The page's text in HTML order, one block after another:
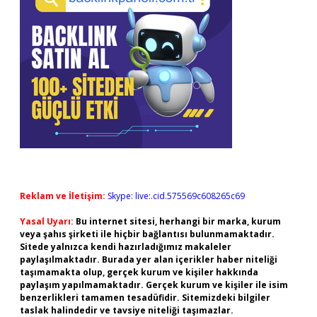
Reklam ve İletişim: Skype: live:.cid.575569c608265c69
Yasal Uyarı: Bu internet sitesi, herhangi bir marka, kurum
veya şahıs şirketi ile hiçbir bağlantısı bulunmamaktadır.
Sitede yalnızca kendi hazırladığımız makaleler
paylaşılmaktadır. Burada yer alan içerikler haber niteliği
taşımamakta olup, gerçek kurum ve kişiler hakkında
paylaşım yapılmamaktadır. Gerçek kurum ve kişiler ile isim
benzerlikleri tamamen tesadüfidir. Sitemizdeki bilgiler
taslak halindedir ve tavsiye niteliği taşımazlar.